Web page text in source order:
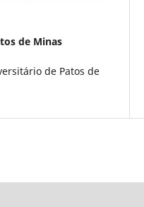
de Minas
de Patos de